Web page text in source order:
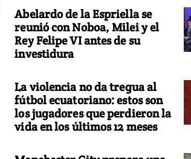
Abelardo de la Espriella se
reunió con Noboa, Milei y el
Rey Felipe VI antes de su
investidura
La violencia no da tregua al
fútbol ecuatoriano: estos son
los jugadores que perdieron la
vida en los últimos 12 meses